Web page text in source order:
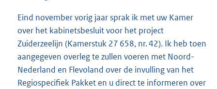
Eind november vorig jaar sprak ik met uw Kamer
over het kabinetsbesluit voor het project
Zuiderzeelijn (Kamerstuk 27 658, nr. 42). Ik heb toen
aangegeven overleg te zullen voeren met Noord-
Nederland en Flevoland over de invulling van het
Regiospecifiek Pakket en u direct te informeren over